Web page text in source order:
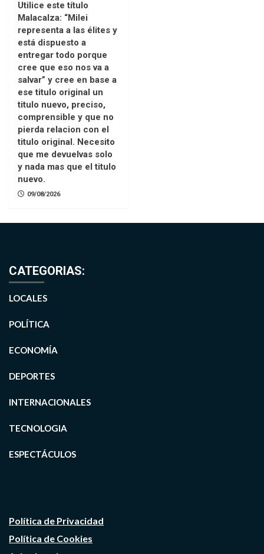
Utilice este título
Malacalza: “Milei
representa a las élites y
está dispuesto a
entregar todo porque
cree que eso nos va a
salvar” y cree en base a
ese titulo original un
titulo nuevo, preciso,
comprensible y que no
pierda relacion con el
titulo original. Necesito
que me devuelvas solo
y nada mas que el titulo
nuevo.
09/08/2026
CATEGORIAS:
LOCALES
POLÍTICA
ECONOMÍA
DEPORTES
INTERNACIONALES
TECNOLOGIA
ESPECTÁCULOS
Política de Privacidad
Política de Cookies